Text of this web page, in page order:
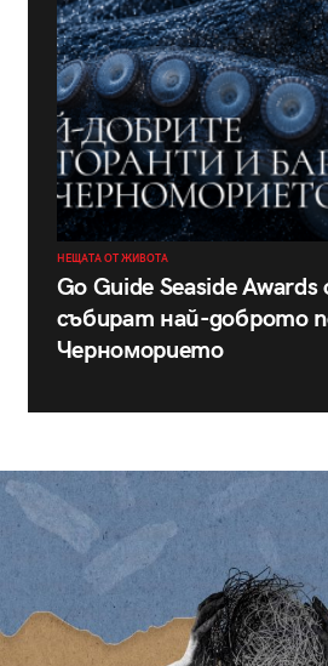
НЕЩАТА ОТ ЖИВОТА
Go Guide Seaside
събират най-доброто
Черноморието